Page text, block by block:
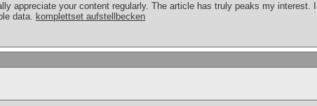
appreciate your content regularly. The article has truly peaks my interest.
data. komplettset aufstellbecken